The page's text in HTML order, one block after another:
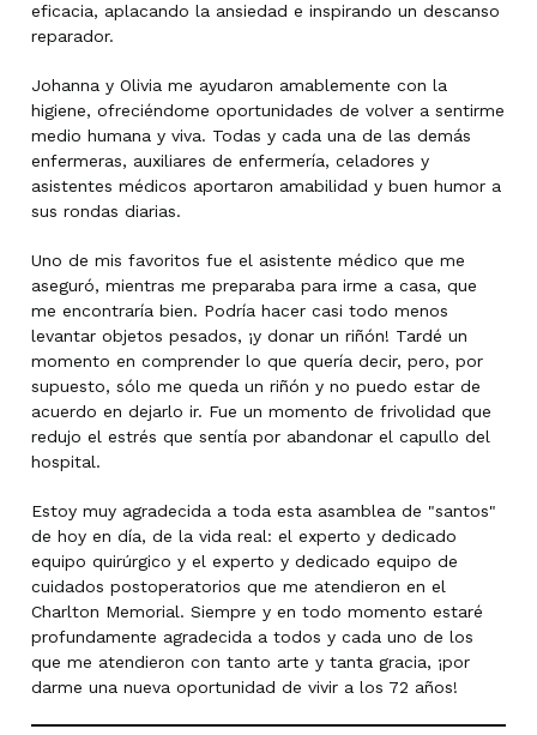
eficacia, aplacando la ansiedad e inspirando un descanso
reparador.
Johanna y Olivia me ayudaron amablemente con la
higiene, ofreciéndome oportunidades de volver a sentirme
medio humana y viva. Todas y cada una de las demás
enfermeras, auxiliares de enfermería, celadores y
asistentes médicos aportaron amabilidad y buen humor a
sus rondas diarias.
Uno de mis favoritos fue el asistente médico que me
aseguró, mientras me preparaba para irme a casa, que
me encontraría bien. Podría hacer casi todo menos
levantar objetos pesados, ¡y donar un riñón! Tardé un
momento en comprender lo que quería decir, pero, por
supuesto, sólo me queda un riñón y no puedo estar de
acuerdo en dejarlo ir. Fue un momento de frivolidad que
redujo el estrés que sentía por abandonar el capullo del
hospital.
Estoy muy agradecida a toda esta asamblea de "santos"
de hoy en día, de la vida real: el experto y dedicado
equipo quirúrgico y el experto y dedicado equipo de
cuidados postoperatorios que me atendieron en el
Charlton Memorial. Siempre y en todo momento estaré
profundamente agradecida a todos y cada uno de los
que me atendieron con tanto arte y tanta gracia, ¡por
darme una nueva oportunidad de vivir a los 72 años!